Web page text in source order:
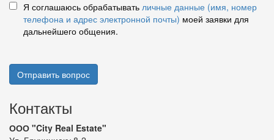
Я соглашаюсь обрабатывать личные данные (имя, номер
телефона и адрес электронной почты) моей заявки для
дальнейшего общения.
Отправить вопрос
Контакты
ООО "City Real Estate"